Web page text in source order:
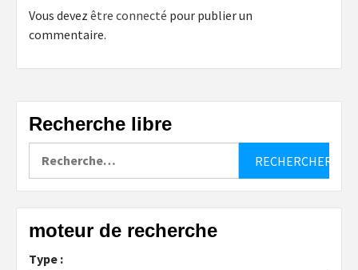
Vous devez être connecté pour publier un
commentaire.
Recherche libre
moteur de recherche
Type :